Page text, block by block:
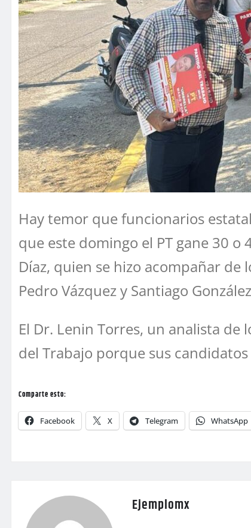
Hay temor que funcionarios
que este domingo el PT gane 30
Díaz, quien se hizo acompañar de
Pedro Vázquez y Santiago
El Dr. Lenin Torres, un analista
del Trabajo porque sus
Comparte esto:
Facebook X Telegram WhatsApp
Ejemplomx